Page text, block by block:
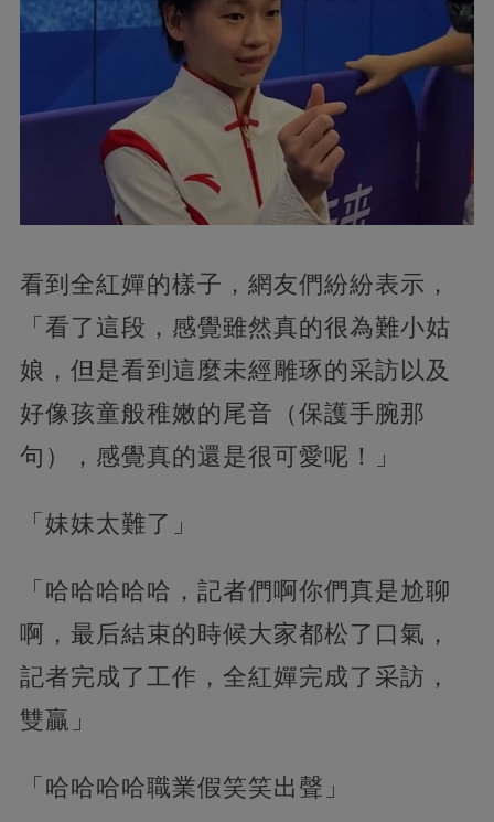
看到全紅嬋的樣子，網友們紛紛表示，
「看了這段，感覺雖然真的很為難小姑
娘，但是看到這麼未經雕琢的采訪以及
好像孩童般稚嫩的尾音（保護手腕那
句），感覺真的還是很可愛呢！」
「妹妹太難了」
「哈哈哈哈哈，記者們啊你們真是尬聊
啊，最后結束的時候大家都松了口氣，
記者完成了工作，全紅嬋完成了采訪，
雙贏」
「哈哈哈哈職業假笑笑出聲」